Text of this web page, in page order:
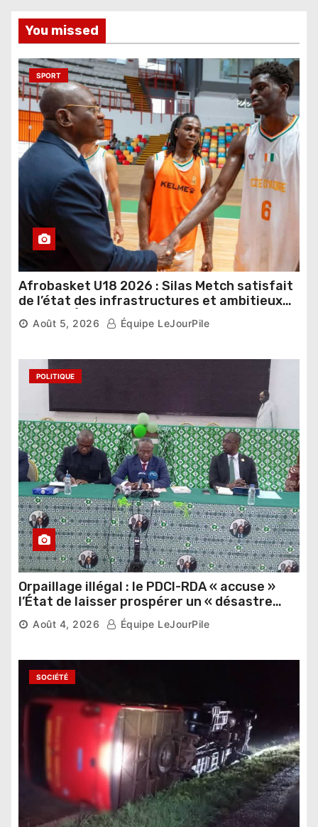
You missed
SPORT
Afrobasket U18 2026 : Silas Metch satisfait
de l’état des infrastructures et ambitieux
pour les Éléphants
Août 5, 2026 Équipe LeJourPile
POLITIQUE
Orpaillage illégal : le PDCI-RDA « accuse »
l’État de laisser prospérer un « désastre
national »
Août 4, 2026 Équipe LeJourPile
SOCIÉTÉ